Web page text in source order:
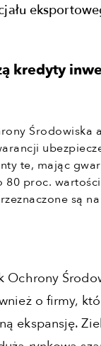
kredyty
Środowiska
te, mając
80 proc.
są
Ochrony
o firmy,
ekspansję.